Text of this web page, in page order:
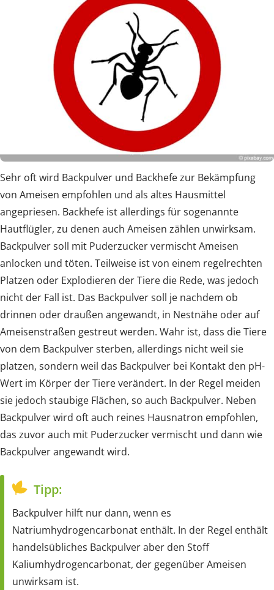
Sehr oft wird Backpulver und Backhefe zur Bekämpfung
von Ameisen empfohlen und als altes Hausmittel
angepriesen. Backhefe ist allerdings für sogenannte
Hautflügler, zu denen auch Ameisen zählen unwirksam.
Backpulver soll mit Puderzucker vermischt Ameisen
anlocken und töten. Teilweise ist von einem regelrechten
Platzen oder Explodieren der Tiere die Rede, was jedoch
nicht der Fall ist. Das Backpulver soll je nachdem ob
drinnen oder draußen angewandt, in Nestnähe oder auf
Ameisenstraßen gestreut werden. Wahr ist, dass die Tiere
von dem Backpulver sterben, allerdings nicht weil sie
platzen, sondern weil das Backpulver bei Kontakt den pH-
Wert im Körper der Tiere verändert. In der Regel meiden
sie jedoch staubige Flächen, so auch Backpulver. Neben
Backpulver wird oft auch reines Hausnatron empfohlen,
das zuvor auch mit Puderzucker vermischt und dann wie
Backpulver angewandt wird.
Tipp:
Backpulver hilft nur dann, wenn es
Natriumhydrogencarbonat enthält. In der Regel enthält
handelsübliches Backpulver aber den Stoff
Kaliumhydrogencarbonat, der gegenüber Ameisen
unwirksam ist.